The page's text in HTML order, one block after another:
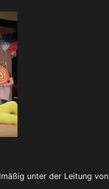
unter der Leitung von